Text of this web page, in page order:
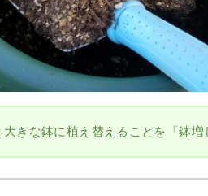
きな鉢に植え替えることを「鉢増